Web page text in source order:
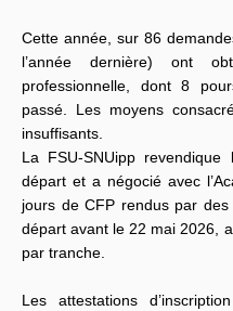
Cette année, sur 86
l’année dernière) ont
professionnelle, dont 8
passé. Les moyens
insuffisants.
La FSU-SNUipp revendique
départ et a négocié avec
jours de CFP rendus par
départ avant le 22 mai 2026,
par tranche.
Les attestations